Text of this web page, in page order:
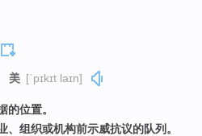
美 [ˈpɪkɪt laɪn]
的位置。
、组织或机构前示威抗议的队列。